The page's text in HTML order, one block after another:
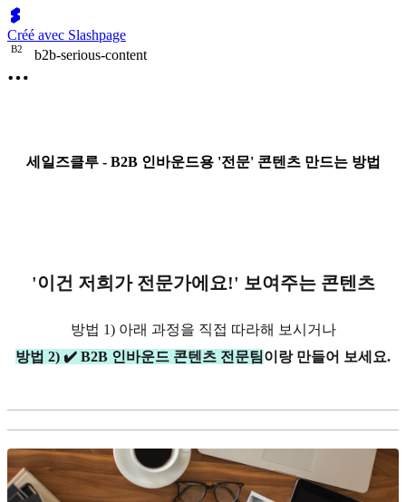
Créé avec Slashpage
B2 b2b-serious-content
세일즈클루 - B2B 인바운드용 '전문' 콘텐츠 만드는 방법
'이건 저희가 전문가에요!' 보여주는 콘텐츠
방법 1) 아래 과정을 직접 따라해 보시거나
방법 2) ✔️ B2B 인바운드 콘텐츠 전문팀이랑 만들어 보세요.